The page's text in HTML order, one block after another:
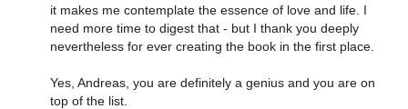
it makes me contemplate the essence of love and life. I
need more time to digest that - but I thank you deeply
nevertheless for ever creating the book in the first place.
Yes, Andreas, you are definitely a genius and you are on
top of the list.